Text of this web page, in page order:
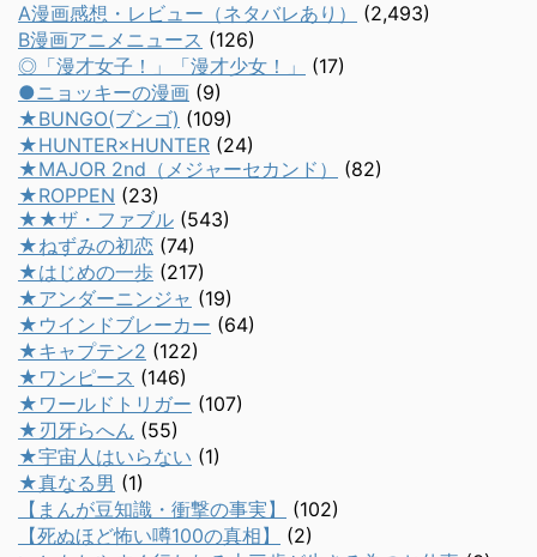
A漫画感想・レビュー（ネタバレあり）
(2,493)
B漫画アニメニュース (126)
◎「漫才女子！」「漫才少女！」
(17)
●ニョッキーの漫画 (9)
★BUNGO(ブンゴ) (109)
★HUNTER×HUNTER (24)
★MAJOR 2nd（メジャーセカンド）
(82)
★ROPPEN (23)
★★ザ・ファブル (543)
★ねずみの初恋 (74)
★はじめの一歩 (217)
★アンダーニンジャ (19)
★ウインドブレーカー (64)
★キャプテン2 (122)
★ワンピース (146)
★ワールドトリガー (107)
★刃牙らへん (55)
★宇宙人はいらない (1)
★真なる男 (1)
【まんが豆知識・衝撃の事実】
(102)
【死ぬほど怖い噂100の真相】
(2)